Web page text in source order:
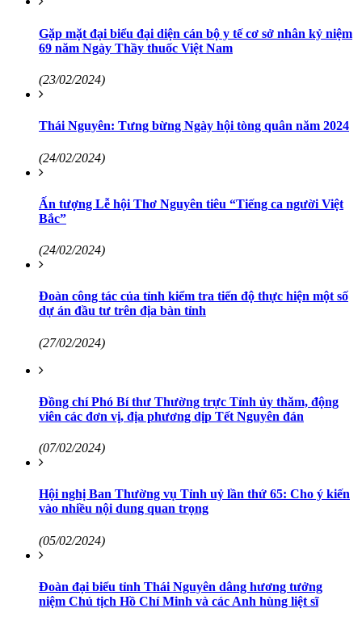
Gặp mặt đại biểu đại diện cán bộ y tế cơ sở nhân kỷ niệm
69 năm Ngày Thầy thuốc Việt Nam
(23/02/2024)
Thái Nguyên: Tưng bừng Ngày hội tòng quân năm 2024
(24/02/2024)
Ấn tượng Lễ hội Thơ Nguyên tiêu “Tiếng ca người Việt
Bắc”
(24/02/2024)
Đoàn công tác của tỉnh kiểm tra tiến độ thực hiện một số
dự án đầu tư trên địa bàn tỉnh
(27/02/2024)
Đồng chí Phó Bí thư Thường trực Tỉnh ủy thăm, động
viên các đơn vị, địa phương dịp Tết Nguyên đán
(07/02/2024)
Hội nghị Ban Thường vụ Tỉnh uỷ lần thứ 65: Cho ý kiến
vào nhiều nội dung quan trọng
(05/02/2024)
Đoàn đại biểu tỉnh Thái Nguyên dâng hương tưởng
niệm Chủ tịch Hồ Chí Minh và các Anh hùng liệt sĩ